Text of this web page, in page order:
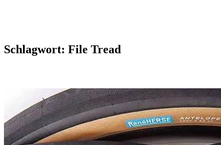
Schlagwort: File Tread